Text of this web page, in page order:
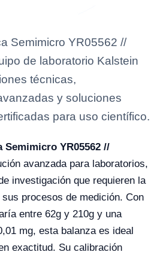
Semimicro YR05562 //
de laboratorio Kalstein
técnicas,
y soluciones
para uso científico.
YR05562 //
avanzada para laboratorios,
investigación que requieren la
procesos de medición. Con
entre 62g y 210g y una
mg, esta balanza es ideal
exactitud. Su calibración